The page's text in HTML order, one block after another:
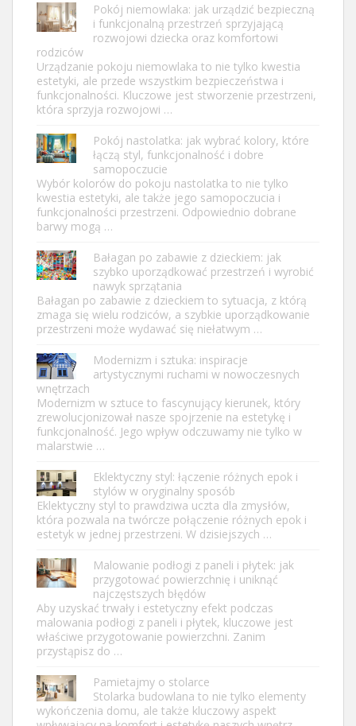
Pokój niemowlaka: jak urządzić bezpieczną
i funkcjonalną przestrzeń sprzyjającą
rozwojowi dziecka oraz komfortowi
rodziców
Urządzanie pokoju niemowlaka to nie tylko kwestia
estetyki, ale przede wszystkim bezpieczeństwa i
funkcjonalności. Kluczowe jest stworzenie przestrzeni,
która sprzyja rozwojowi …
Pokój nastolatka: jak wybrać kolory, które
łączą styl, funkcjonalność i dobre
samopoczucie
Wybór kolorów do pokoju nastolatka to nie tylko
kwestia estetyki, ale także jego samopoczucia i
funkcjonalności przestrzeni. Odpowiednio dobrane
barwy mogą …
Bałagan po zabawie z dzieckiem: jak
szybko uporządkować przestrzeń i wyrobić
nawyk sprzątania
Bałagan po zabawie z dzieckiem to sytuacja, z którą
zmaga się wielu rodziców, a szybkie uporządkowanie
przestrzeni może wydawać się niełatwym …
Modernizm i sztuka: inspiracje
artystycznymi ruchami w nowoczesnych
wnętrzach
Modernizm w sztuce to fascynujący kierunek, który
zrewolucjonizował nasze spojrzenie na estetykę i
funkcjonalność. Jego wpływ odczuwamy nie tylko w
malarstwie …
Eklektyczny styl: łączenie różnych epok i
stylów w oryginalny sposób
Eklektyczny styl to prawdziwa uczta dla zmysłów,
która pozwala na twórcze połączenie różnych epok i
estetyk w jednej przestrzeni. W dzisiejszych …
Malowanie podłogi z paneli i płytek: jak
przygotować powierzchnię i uniknąć
najczęstszych błędów
Aby uzyskać trwały i estetyczny efekt podczas
malowania podłogi z paneli i płytek, kluczowe jest
właściwe przygotowanie powierzchni. Zanim
przystąpisz do …
Pamietajmy o stolarce
Stolarka budowlana to nie tylko elementy
wykończenia domu, ale także kluczowy aspekt